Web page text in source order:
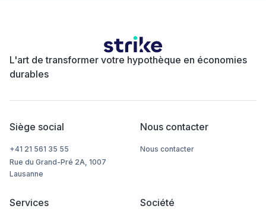
L'art de transformer votre hypothèque en économies
durables
Siège social
+41 21 561 35 55
Rue du Grand-Pré 2A, 1007
Lausanne
Nous contacter
Nous contacter
Services Société